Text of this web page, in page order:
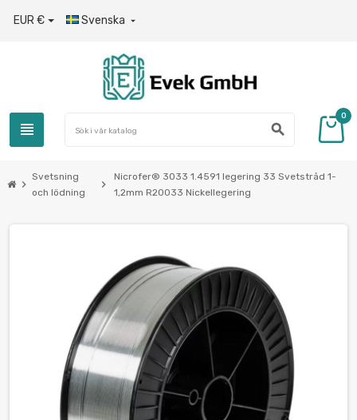
EUR € Svenska 
view_headline search
0
chevron_right
Svetsning
och lödning
chevron_right
Nicrofer® 3033 1.4591 legering 33 Svetstråd 1-
1,2mm R20033 Nickellegering